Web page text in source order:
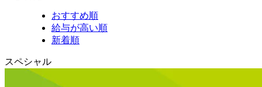
おすすめ順
給与が高い順
新着順
スペシャル